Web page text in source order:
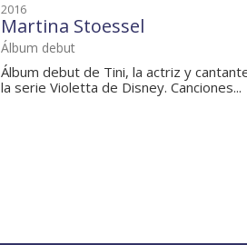
2016
Martina Stoessel
Álbum debut
Álbum debut de Tini, la actriz y
la serie Violetta de Disney. Canciones...